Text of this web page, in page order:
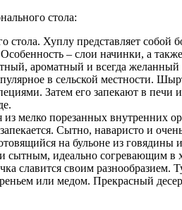
стола:
Хуплу представляет
– слои начинки, а
ароматный и всегда
в сельской местности.
Затем его запекают в печи
из мелко порезанных
Сытно, наваристо и
на бульоне из говядины
сытным, идеально согревающим в
славится своим
или медом. Прекрасный